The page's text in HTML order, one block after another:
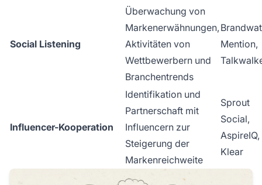
Social Listening
Überwachung von
Markenerwähnungen,
Aktivitäten von
Wettbewerbern und
Branchentrends
Mention,
Influencer-Kooperation
Identifikation und
Partnerschaft mit
Influencern zur
Steigerung der
Markenreichweite
Sprout
Social,
AspireIQ,
Klear